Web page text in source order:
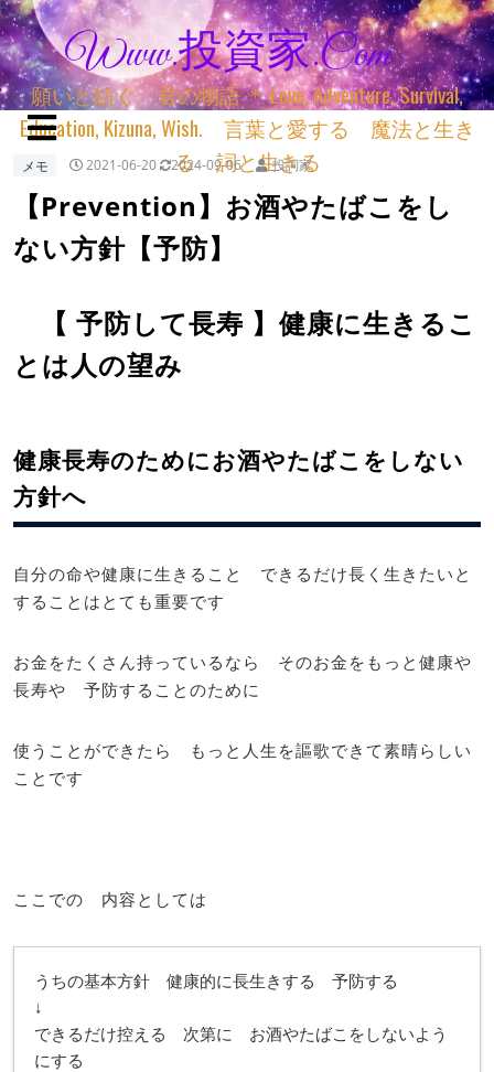
Www.投資家.com
願いと紡ぐ 君の物語 ＊ Love, Adventure, Survival,
Education, Kizuna, Wish. 言葉と愛する 魔法と生き
る 詞と生きる
メモ 2021-06-20 2024-09-06 投詞家
【Prevention】お酒やたばこをし
ない方針【予防】
【 予防して長寿 】健康に生きるこ
とは人の望み
健康長寿のためにお酒やたばこをしない
方針へ
自分の命や健康に生きること できるだけ長く生きたいと
することはとても重要です
お金をたくさん持っているなら そのお金をもっと健康や
長寿や 予防することのために
使うことができたら もっと人生を謳歌できて素晴らしい
ことです
ここでの 内容としては
うちの基本方針 健康的に長生きする 予防する
↓
できるだけ控える 次第に お酒やたばこをしないよう
にする